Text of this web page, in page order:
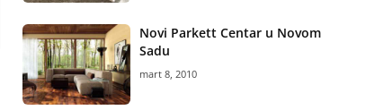
Novi Parkett Centar u Novom
Sadu
mart 8, 2010